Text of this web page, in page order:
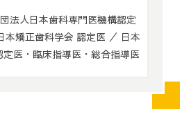
法人日本歯科専門医機構認定
本矯正歯科学会 認定医 ／ 日本
医・臨床指導医・総合指導医